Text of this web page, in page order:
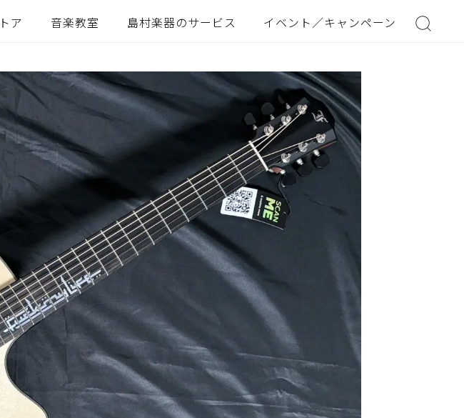
ア 音楽教室 島村楽器のサービス イベント／キャンペーン